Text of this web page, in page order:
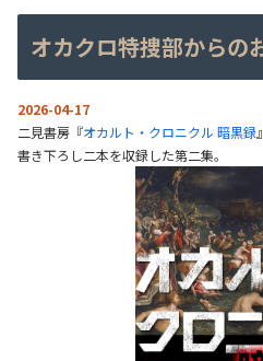
オカクロ特捜部からの
2026-04-17
二見書房『オカルト・クロニクル 暗黒録
書き下ろし二本を収録した第二集。